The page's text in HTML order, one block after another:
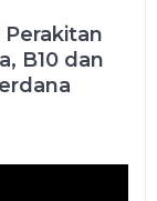
B10 dan